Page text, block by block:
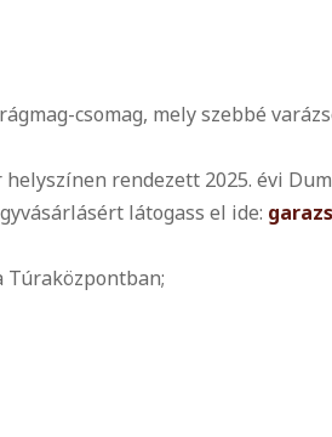
12.4
mennyiség
csomag, mely szebbé
rendezett 2025. évi
látogass el ide:
Túraközpontban;